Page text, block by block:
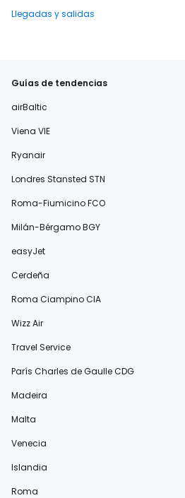
Llegadas y salidas
Guías de tendencias
airBaltic
Viena VIE
Ryanair
Londres Stansted STN
Roma-Fiumicino FCO
Milán-Bérgamo BGY
easyJet
Cerdeña
Roma Ciampino CIA
Wizz Air
Travel Service
París Charles de Gaulle CDG
Madeira
Malta
Venecia
Islandia
Roma